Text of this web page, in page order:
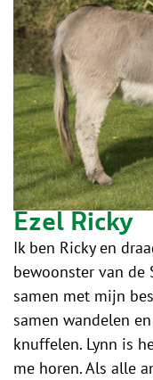
Ezel Ricky
Ik ben Ricky en
bewoonster van de
samen met mijn
samen wandelen
knuffelen. Lynn is
me horen. Als alle